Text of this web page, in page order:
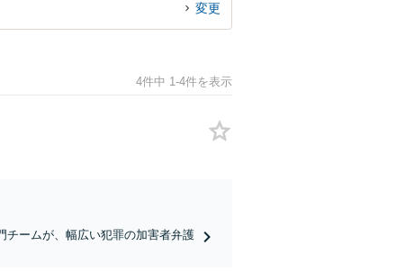
変更
4件中 1-4件を表示
チームが、幅広い犯罪の加害者弁護